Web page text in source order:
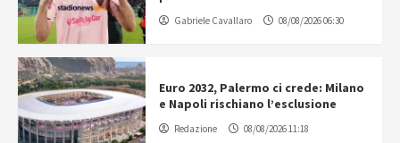
Gabriele Cavallaro 08/08/2026 06:30
Euro 2032, Palermo ci crede: Milano
e Napoli rischiano l’esclusione
Redazione 08/08/2026 11:18